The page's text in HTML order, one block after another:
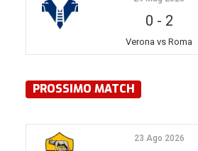
0 - 2
Verona vs Roma
PROSSIMO MATCH
23 Ago 2026